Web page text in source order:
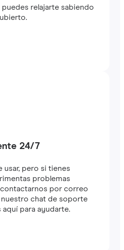
puedes relajarte sabiendo
24/7
usar, pero si tienes
problemas
por correo
chat de soporte
aquí para ayudarte.